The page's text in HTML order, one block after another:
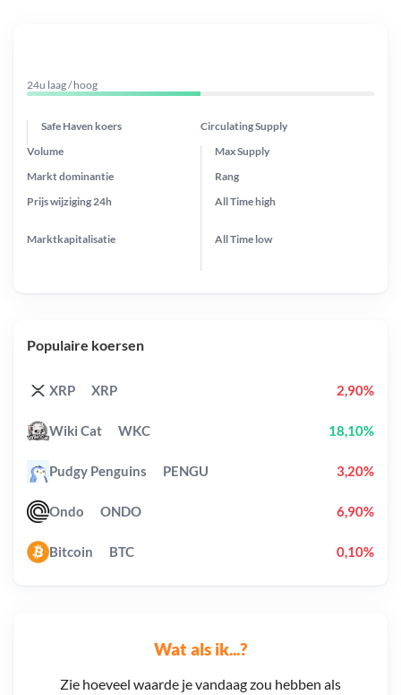
Wat als ik...?
Zie hoeveel waarde je vandaag zou hebben als
24u laag / hoog
Safe Haven koers Circulating Supply
Prijs wijziging 24h
Max Supply
Markt dominantie
Marktkapitalisatie
Volume
Rang
All Timehigh
All Time low
Populaire koersen
XRP XRP 2,90%
Wiki Cat WKC 18,10%
Pudgy Penguins PENGU 3,20%
Ondo ONDO 6,90%
Bitcoin BTC 0,10%